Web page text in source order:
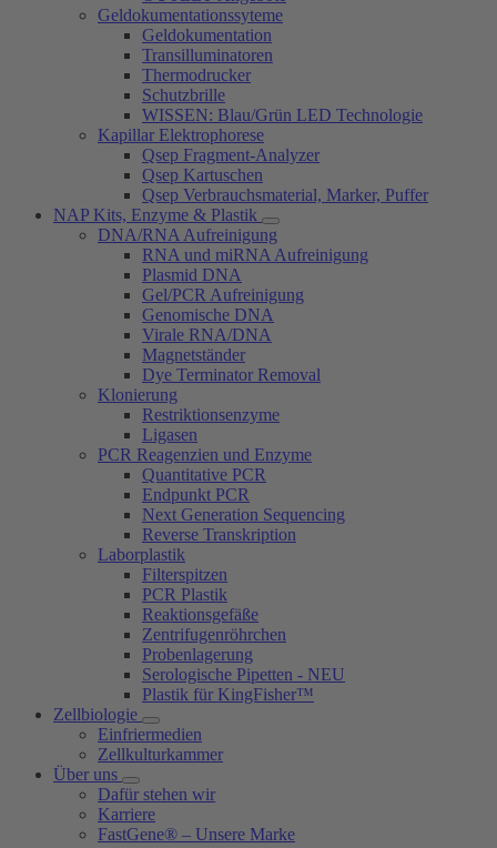
Geldokumentationssyteme
Geldokumentation
Transilluminatoren
Thermodrucker
Schutzbrille
WISSEN: Blau/Grün LED Technologie
Kapillar Elektrophorese
Qsep Fragment-Analyzer
Qsep Kartuschen
Qsep Verbrauchsmaterial, Marker, Puffer
NAP Kits, Enzyme & Plastik
DNA/RNA Aufreinigung
RNA und miRNA Aufreinigung
Plasmid DNA
Gel/PCR Aufreinigung
Genomische DNA
Virale RNA/DNA
Magnetständer
Dye Terminator Removal
Klonierung
Restriktionsenzyme
Ligasen
PCR Reagenzien und Enzyme
Quantitative PCR
Endpunkt PCR
Next Generation Sequencing
Reverse Transkription
Laborplastik
Filterspitzen
PCR Plastik
Reaktionsgefäße
Zentrifugenröhrchen
Probenlagerung
Serologische Pipetten - NEU
Plastik für KingFisher™
Zellbiologie
Einfriermedien
Zellkulturkammer
Über uns
Dafür stehen wir
Karriere
FastGene® – Unsere Marke